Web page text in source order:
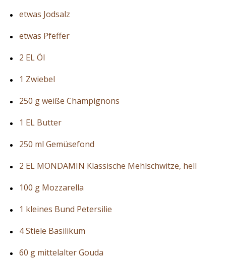
etwas Jodsalz
etwas Pfeffer
2 EL Öl
1 Zwiebel
250 g weiße Champignons
1 EL Butter
250 ml Gemüsefond
2 EL MONDAMIN Klassische Mehlschwitze, hell
100 g Mozzarella
1 kleines Bund Petersilie
4 Stiele Basilikum
60 g mittelalter Gouda